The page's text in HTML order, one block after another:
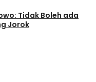
Tidak Boleh ada
Jorok